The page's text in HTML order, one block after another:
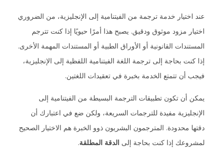
عند اختيار خدمة ترجمة من الفيتنامية إلى الإنجليزية، من الضروري
اختيار مزود موثوق ودقيق. يصبح هذا أمرًا حيويًا إذا كنت تترجم
المستندات القانونية أو الأوراق الطبية أو المستندات المهمة الأخرى.
إذا كنت بحاجة إلى ترجمة اللغة الفيتنامية اللفظية إلى الإنجليزية،
فيجب أن تتمتع الخدمة بخبرة في تعقيدات اللغتين.
يمكن أن تكون تطبيقات الترجمة البسيطة من الفيتنامية إلى
الإنجليزية مفيدة للترجمات السريعة، ولكن ضع في اعتبارك أن
دقتها محدودة. المترجمون البشريون ذوو الخبرة هم الاختيار الصحيح
لمشروعك إذا كنت بحاجة إلى الدقة المطلقة.